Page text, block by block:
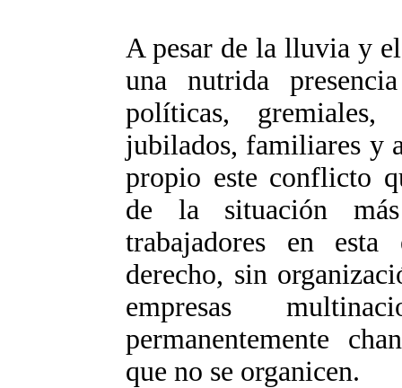
A pesar de la lluvia y
una nutrida
políticas,
jubilados, familiares y
propio este conflicto
de la situación
trabajadores en esta
derecho, sin
empresas
permanentemente
que no se organicen.